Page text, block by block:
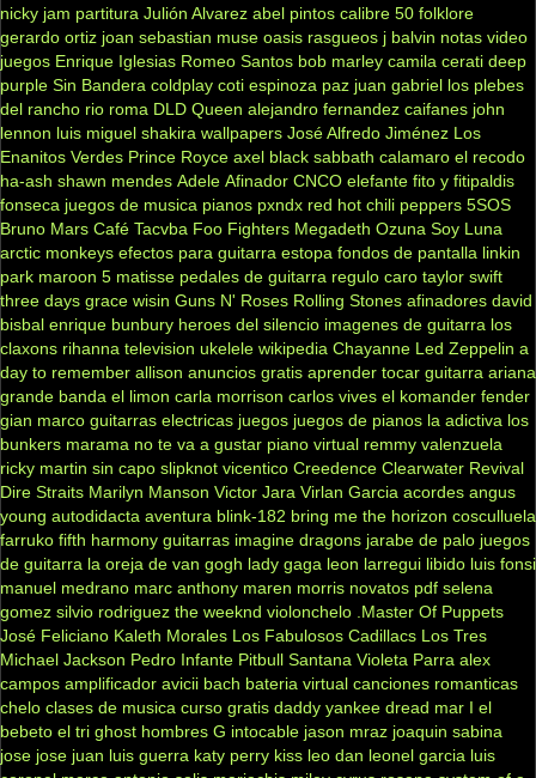
nicky jam partitura Julión Alvarez abel pintos calibre 50 folklore
gerardo ortiz joan sebastian muse oasis rasgueos j balvin notas video
juegos Enrique Iglesias Romeo Santos bob marley camila cerati deep
purple Sin Bandera coldplay coti espinoza paz juan gabriel los plebes
del rancho rio roma DLD Queen alejandro fernandez caifanes john
lennon luis miguel shakira wallpapers José Alfredo Jiménez Los
Enanitos Verdes Prince Royce axel black sabbath calamaro el recodo
ha-ash shawn mendes Adele Afinador CNCO elefante fito y fitipaldis
fonseca juegos de musica pianos pxndx red hot chili peppers 5SOS
Bruno Mars Café Tacvba Foo Fighters Megadeth Ozuna Soy Luna
arctic monkeys efectos para guitarra estopa fondos de pantalla linkin
park maroon 5 matisse pedales de guitarra regulo caro taylor swift
three days grace wisin Guns N' Roses Rolling Stones afinadores david
bisbal enrique bunbury heroes del silencio imagenes de guitarra los
claxons rihanna television ukelele wikipedia Chayanne Led Zeppelin a
day to remember allison anuncios gratis aprender tocar guitarra ariana
grande banda el limon carla morrison carlos vives el komander fender
gian marco guitarras electricas juegos juegos de pianos la adictiva los
bunkers marama no te va a gustar piano virtual remmy valenzuela
ricky martin sin capo slipknot vicentico Creedence Clearwater Revival
Dire Straits Marilyn Manson Victor Jara Virlan Garcia acordes angus
young autodidacta aventura blink-182 bring me the horizon cosculluela
farruko fifth harmony guitarras imagine dragons jarabe de palo juegos
de guitarra la oreja de van gogh lady gaga leon larregui libido luis fonsi
manuel medrano marc anthony maren morris novatos pdf selena
gomez silvio rodriguez the weeknd violonchelo .Master Of Puppets
José Feliciano Kaleth Morales Los Fabulosos Cadillacs Los Tres
Michael Jackson Pedro Infante Pitbull Santana Violeta Parra alex
campos amplificador avicii bach bateria virtual canciones romanticas
chelo clases de musica curso gratis daddy yankee dread mar I el
bebeto el tri ghost hombres G intocable jason mraz joaquin sabina
jose jose juan luis guerra katy perry kiss leo dan leonel garcia luis